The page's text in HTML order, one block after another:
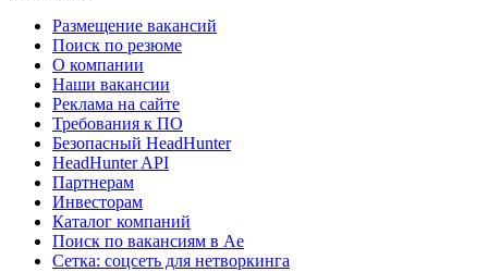
Размещение вакансий
Поиск по резюме
О компании
Наши вакансии
Реклама на сайте
Требования к ПО
Безопасный HeadHunter
HeadHunter API
Партнерам
Инвесторам
Каталог компаний
Поиск по вакансиям в Ае
Сетка: соцсеть для нетворкинга